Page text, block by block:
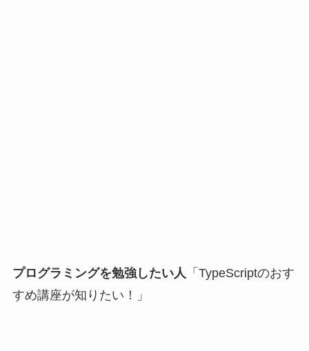
プログラミングを勉強したい人 「TypeScriptのおす
すめ講座が知りたい！」